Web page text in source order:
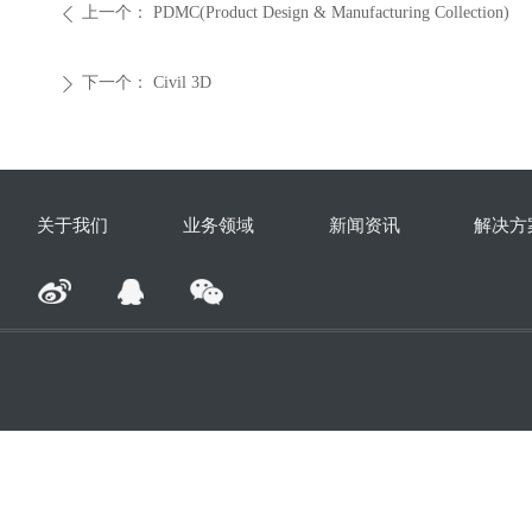
ꄴ 上一个： PDMC(Product Design & Manufacturing Collection)
ꄲ 下一个： Civil 3D
关于我们 业务领域 新闻资讯 解决方